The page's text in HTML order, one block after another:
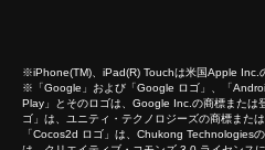
※iPhone(TM)、iPad(R) Touchは米国Apple Inc.
※「Google」および「Google ロゴ」、「
Play」とそのロゴは、Google Inc.の商標または
ゴ」は、ユニティ・テクノロジーズの商標また
「Cocos2d ロゴ」は、Chukong Technologies